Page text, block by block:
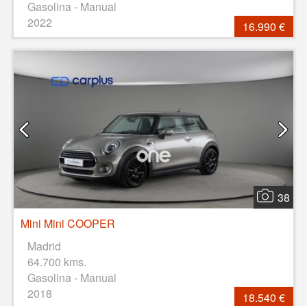
Gasolina - Manual
2022
16.990 €
38
Mini Mini COOPER
Madrid
64.700 kms.
Gasolina - Manual
2018
18.540 €